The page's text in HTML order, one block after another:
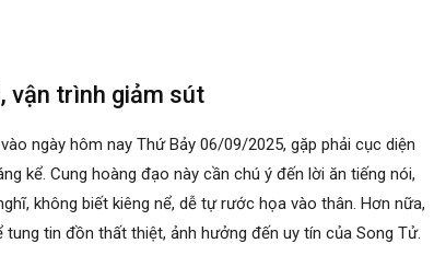
vận trình giảm sút
ngày hôm nay Thứ Bảy 06/09/2025, gặp phải cục diện
kể. Cung hoàng đạo này cần chú ý đến lời ăn tiếng nói,
không biết kiêng nể, dễ tự rước họa vào thân. Hơn nữa,
tin đồn thất thiệt, ảnh hưởng đến uy tín của Song Tử.